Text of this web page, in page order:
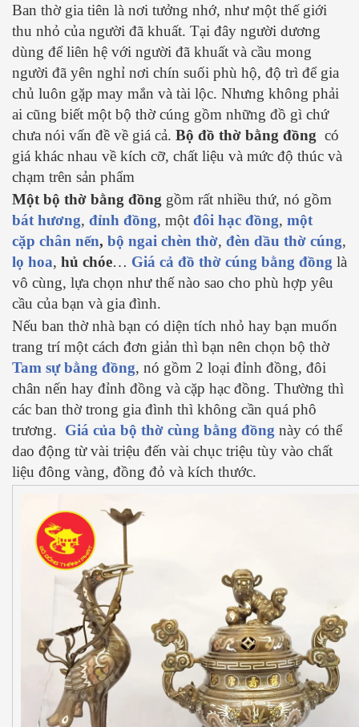
Ban thờ gia tiên là nơi tưởng nhớ, như một thế giới
thu nhỏ của người đã khuất. Tại đây người dương
dùng để liên hệ với người đã khuất và cầu mong
người đã yên nghỉ nơi chín suối phù hộ, độ trì để gia
chủ luôn gặp may mắn và tài lộc. Nhưng không phải
ai cũng biết một bộ thờ cúng gồm những đồ gì chứ
chưa nói vấn đề về giá cả. Bộ đồ thờ bằng đồng có
giá khác nhau về kích cỡ, chất liệu và mức độ thúc và
chạm trên sản phẩm
Một bộ thờ bằng đồng gồm rất nhiều thứ, nó gồm
bát hương, đỉnh đồng, một đôi hạc đồng, một
cặp chân nến, bộ ngai chèn thờ, đèn dầu thờ cúng,
lọ hoa, hủ chóe… Giá cả đồ thờ cúng bằng đồng là
vô cùng, lựa chọn như thế nào sao cho phù hợp yêu
cầu của bạn và gia đình.
Nếu ban thờ nhà bạn có diện tích nhỏ hay bạn muốn
trang trí một cách đơn giản thì bạn nên chọn bộ thờ
Tam sự bằng đồng, nó gồm 2 loại đỉnh đồng, đôi
chân nến hay đỉnh đồng và cặp hạc đồng. Thường thì
các ban thờ trong gia đình thì không cần quá phô
trương. Giá của bộ thờ cùng bằng đồng này có thể
dao động từ vài triệu đến vài chục triệu tùy vào chất
liệu đông vàng, đồng đỏ và kích thước.